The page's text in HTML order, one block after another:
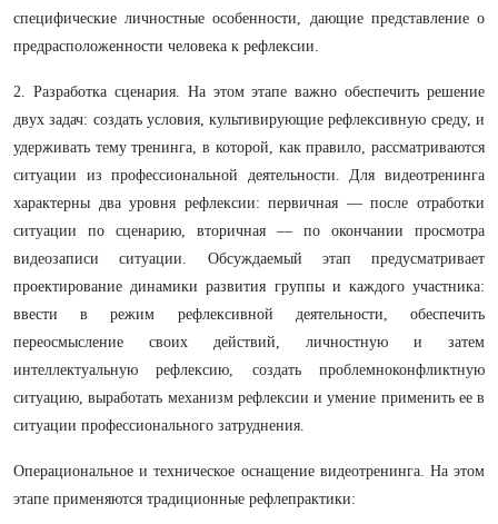
специфические личностные особенности, дающие представление о
предрасположенности человека к рефлексии.
2. Разработка сценария. На этом этапе важно обеспечить решение
двух задач: создать условия, культивирующие рефлексивную среду, и
удерживать тему тренинга, в которой, как правило, рассматриваются
ситуации из профессиональной деятельности. Для видеотренинга
характерны два уровня рефлексии: первичная — после отработки
ситуации по сценарию, вторичная — по окончании просмотра
видеозаписи ситуации. Обсуждаемый этап предусматривает
проектирование динамики развития группы и каждого участника:
ввести в режим рефлексивной деятельности, обеспечить
переосмысление своих действий, личностную и затем
интеллектуальную рефлексию, создать проблемноконфликтную
ситуацию, выработать механизм рефлексии и умение применить ее в
ситуации профессионального затруднения.
Операциональное и техническое оснащение видеотренинга. На этом
этапе применяются традиционные рефлепрактики: